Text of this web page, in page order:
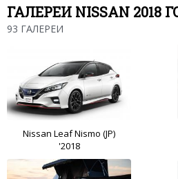
ГАЛЕРЕИ NISSAN 2018
93 ГАЛЕРЕИ
Nissan Leaf Nismo (JP)
'2018